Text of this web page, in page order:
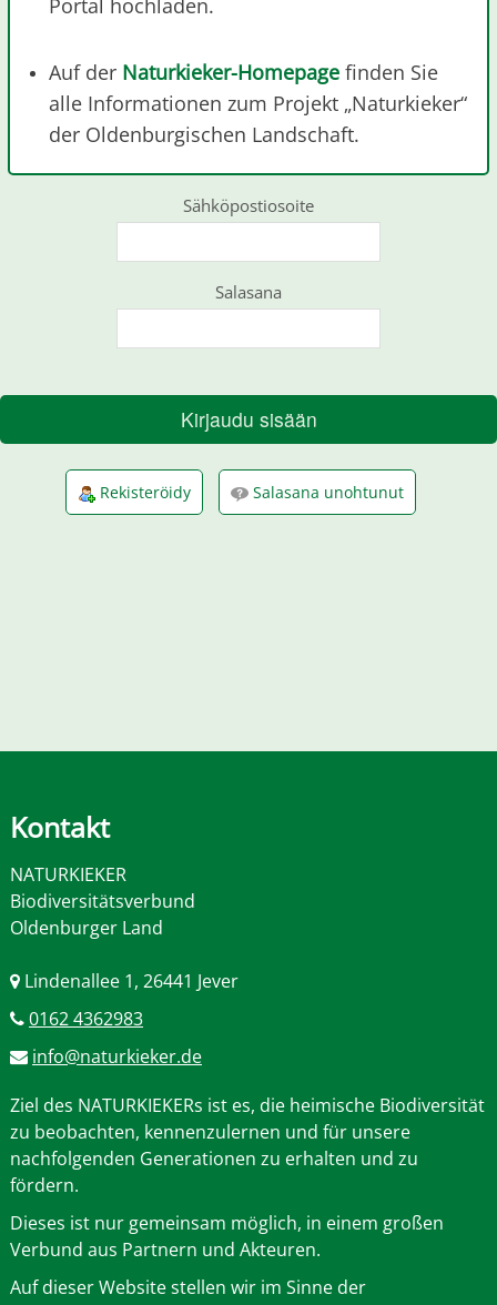
Portal hochladen.
Auf der Naturkieker-Homepage finden Sie
alle Informationen zum Projekt „Naturkieker“
der Oldenburgischen Landschaft.
Sähköpostiosoite
Salasana
Kirjaudu sisään
Rekisteröidy Salasana unohtunut
Kontakt
NATURKIEKER
Biodiversitätsverbund
Oldenburger Land
Lindenallee 1, 26441 Jever
0162 4362983
info@naturkieker.de
Ziel des NATURKIEKERs ist es, die heimische Biodiversität
zu beobachten, kennenzulernen und für unsere
nachfolgenden Generationen zu erhalten und zu
fördern.
Dieses ist nur gemeinsam möglich, in einem großen
Verbund aus Partnern und Akteuren.
Auf dieser Website stellen wir im Sinne der